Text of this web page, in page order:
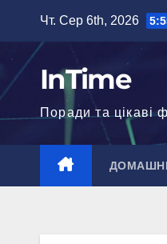
вмісту
Чт. Сер 6th, 2026
InTime
Поради та цікаві